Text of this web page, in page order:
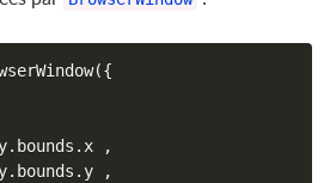
({
. bounds .x
,
. bounds .y
,